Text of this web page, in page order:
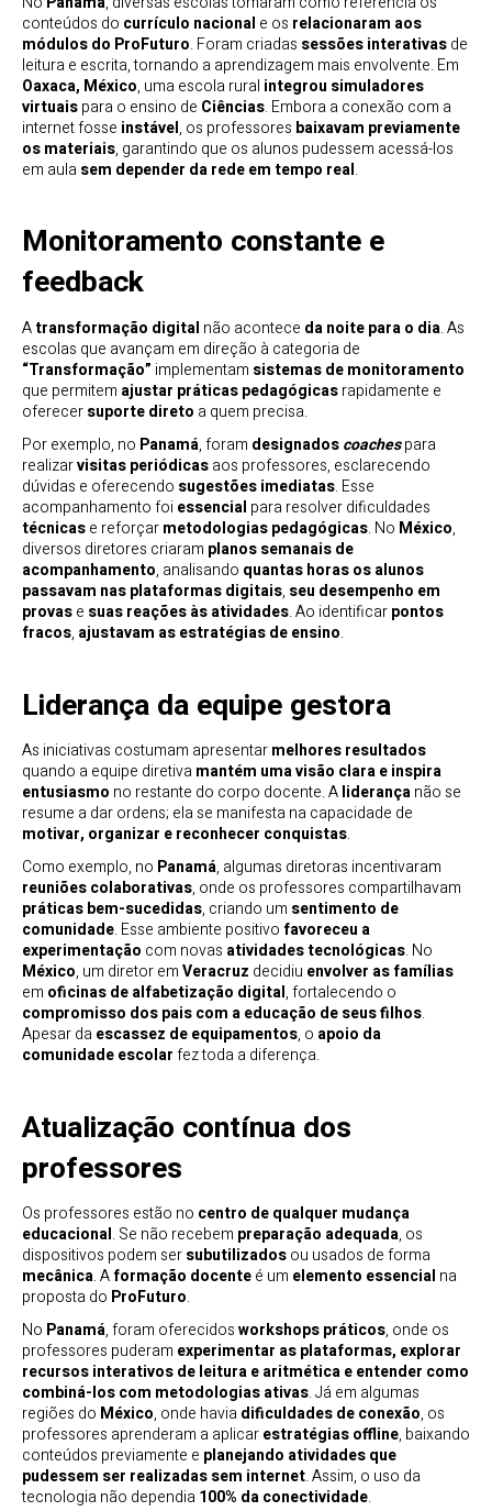
conteúdos do currículo nacional e os relacionaram aos
módulos do ProFuturo. Foram criadas sessões interativasde
leitura e escrita, tornando a aprendizagem mais envolvente. Em
Oaxaca, México, uma escola rural integrou simuladores
virtuaispara o ensino de Ciências. Embora a conexão com a
internet fosse instável, os professores baixavam previamente
os materiais, garantindo que os alunos pudessem acessá-los
em aula sem depender da rede em tempo real.
Monitoramento constante e
feedback
Atransformação digital não acontece da noite para o dia. As
escolas que avançam em direção à categoria de
“Transformação” implementam sistemas de monitoramento
que permitem ajustar práticas pedagógicasrapidamente e
oferecersuporte direto a quem precisa.
Por exemplo, no Panamá, foram designadoscoachespara
realizarvisitas periódicasaos professores, esclarecendo
dúvidas e oferecendo sugestões imediatas. Esse
acompanhamento foiessencial para resolver dificuldades
técnicase reforçarmetodologias pedagógicas. No México,
diversos diretores criaram planos semanais de
acompanhamento, analisando quantas horas os alunos
passavam nas plataformas digitais, seu desempenho em
provase suas reações às atividades. Ao identificarpontos
fracos, ajustavam as estratégias de ensino.
Liderança da equipe gestora
As iniciativas costumam apresentarmelhores resultados
quando a equipe diretiva mantém uma visão clara e inspira
entusiasmo no restante do corpo docente. Aliderançanão se
resume a dar ordens; ela se manifesta na capacidade de
motivar, organizar e reconhecer conquistas.
Como exemplo, no Panamá, algumas diretoras incentivaram
reuniões colaborativas, onde os professores compartilhavam
práticas bem-sucedidas, criando um sentimento de
comunidade. Esse ambiente positivofavoreceu a
experimentação com novas atividades tecnológicas. No
México, um diretor emVeracruz decidiu envolver as famílias
em oficinas de alfabetização digital, fortalecendo o
compromisso dos pais com a educação de seus filhos.
Apesar da escassez de equipamentos, o apoio da
comunidade escolarfez toda a diferença.
Atualização contínua dos
professores
Os professores estão no centro de qualquer mudança
educacional. Se não recebem preparação adequada, os
dispositivos podem sersubutilizadosou usados de forma
mecânica. Aformação docenteé um elemento essencial na
proposta do ProFuturo.
No Panamá, foram oferecidosworkshops práticos, onde os
professores puderam experimentar as plataformas, explorar
recursos interativos de leitura e aritmética e entender como
combiná-los com metodologias ativas. Já em algumas
regiões do México, onde havia dificuldades de conexão, os
professores aprenderam a aplicarestratégias offline, baixando
conteúdos previamente e planejando atividades que
pudessem ser realizadas sem internet. Assim, o uso da
tecnologia não dependia 100% da conectividade.